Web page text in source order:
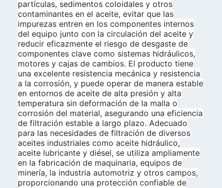
partículas, sedimentos coloidales y otros
contaminantes en el aceite, evitar que las
impurezas entren en los componentes internos
del equipo junto con la circulación del aceite y
reducir eficazmente el riesgo de desgaste de
componentes clave como sistemas hidráulicos,
motores y cajas de cambios. El producto tiene
una excelente resistencia mecánica y resistencia
a la corrosión, y puede operar de manera estable
en entornos de aceite de alta presión y alta
temperatura sin deformación de la malla o
corrosión del material, asegurando una eficiencia
de filtración estable a largo plazo. Adecuado
para las necesidades de filtración de diversos
aceites industriales como aceite hidráulico,
aceite lubricante y diésel, se utiliza ampliamente
en la fabricación de maquinaria, equipos de
minería, la industria automotriz y otros campos,
proporcionando una protección confiable de